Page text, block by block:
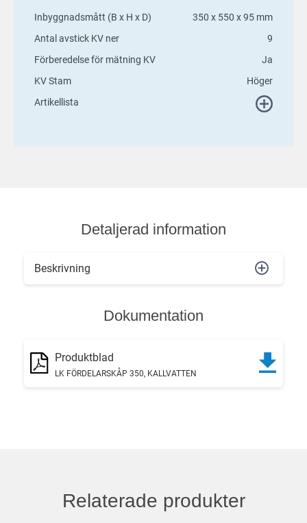
Inbyggnadsmått (B x H x D)
350 x 550 x 95 mm
Antal avstick KV ner
9
Förberedelse för mätning KV
Ja
KV Stam
Höger
Artikellista
Detaljerad information
Beskrivning
Dokumentation
Produktblad
LK FÖRDELARSKÅP 350, KALLVATTEN
Relaterade produkter